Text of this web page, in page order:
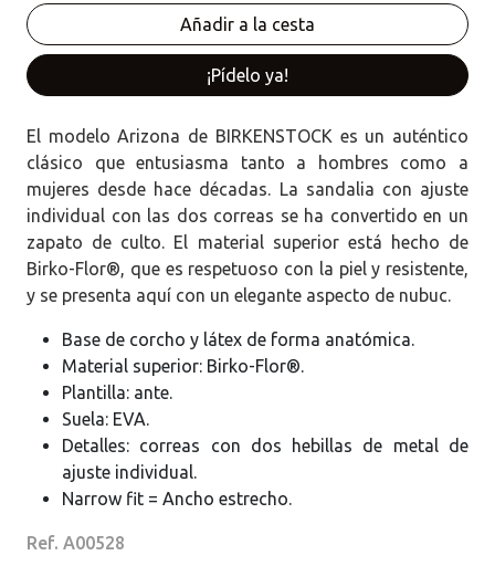
¡Pídelo ya!
El modelo Arizona de BIRKENSTOCK es un auténtico
clásico que entusiasma tanto a hombres como a
mujeres desde hace décadas. La sandalia con ajuste
individual con las dos correas se ha convertido en un
zapato de culto. El material superior está hecho de
Birko-Flor®, que es respetuoso con la piel y resistente,
y se presenta aquí con un elegante aspecto de nubuc.
Base de corcho y látex de forma anatómica.
Material superior: Birko-Flor®.
Plantilla: ante.
Suela: EVA.
Detalles: correas con dos hebillas de metal de
ajuste individual.
Narrow fit = Ancho estrecho.
Ref. A00528